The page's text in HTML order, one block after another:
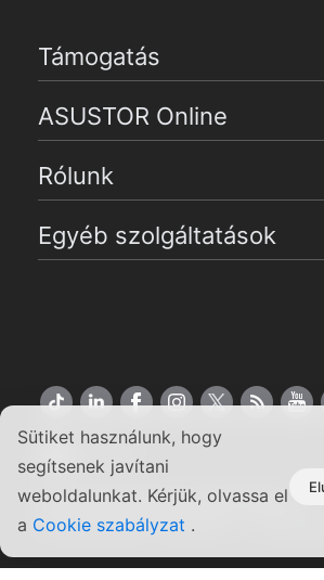
Sütiket használunk, hogy
segítsenek javítani
weboldalunkat. Kérjük, olvassa el
a Cookie szabályzat .
Támogatás
ASUSTOR Online
Rólunk
Egyéb szolgáltatások
Magyar
Copyright ©2026 ASUSTOR Inc.
Felhasználási feltételek